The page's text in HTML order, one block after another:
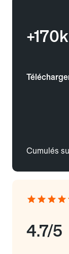
+170k
Cumulés
4.7/5